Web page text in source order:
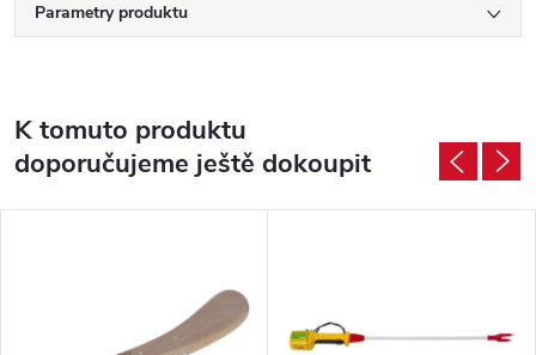
Parametry produktu
K tomuto produktu
doporučujeme ještě dokoupit